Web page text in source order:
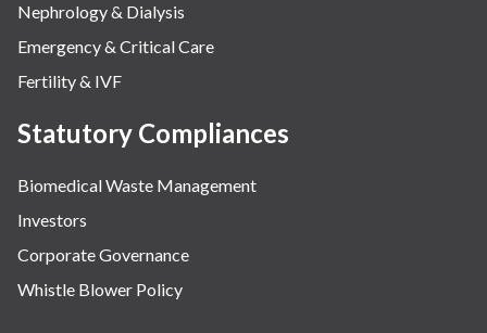
Nephrology & Dialysis
Emergency & Critical Care
Fertility & IVF
Statutory Compliances
Biomedical Waste Management
Investors
Corporate Governance
Whistle Blower Policy